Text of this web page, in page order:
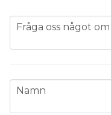
question
Fråga oss något
name
Namn